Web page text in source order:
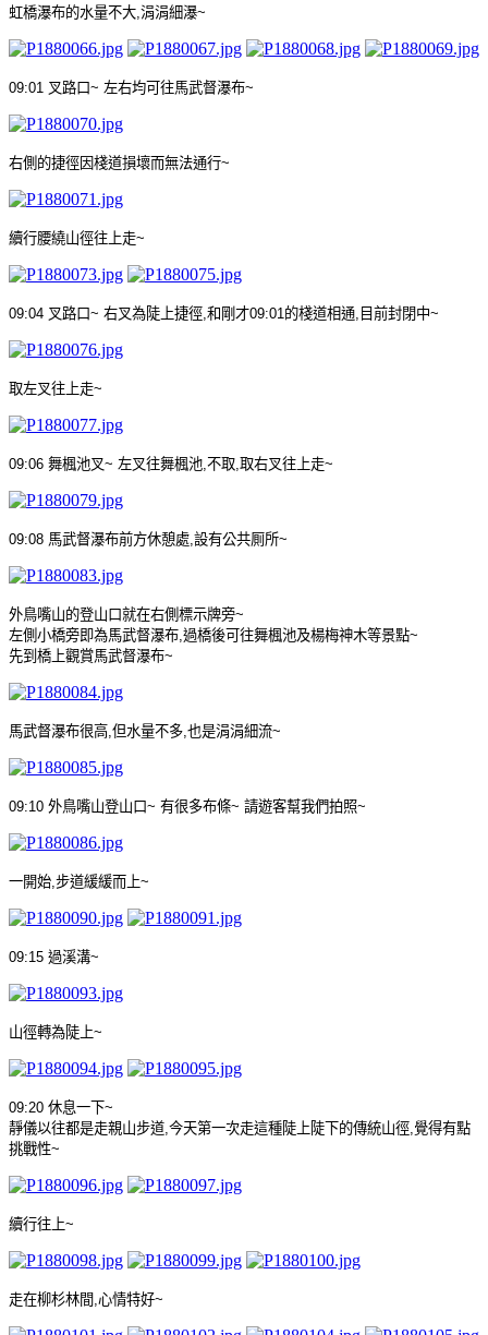
虹橋瀑布的水量不大 涓涓細瀑~
09:01 叉路口~ 左右均可往馬武督瀑布~
右側的捷徑因棧道損壞而無法通行~
續行腰繞山徑往上走~
09:04 叉路口~ 右叉為陡上捷徑 和剛才09:01 的棧道相通 目前封閉中~
取左叉往上走~
09:06 舞楓池叉~ 左叉往舞楓池 不取 取右叉往上走~
09:08 馬武督瀑布前方休憩處 設有公共厠所~
外鳥嘴山的登山口就在右側標示牌旁~
左側小橋旁即為馬武督瀑布 過橋後可往舞楓池及楊梅神木等景點~
先到橋上觀賞馬武督瀑布~
馬武督瀑布很高 但水量不多 也是涓涓細流~
09:10 外鳥嘴山登山口~ 有很多布條~ 請遊客幫我們拍照~
一開始 步道緩緩而上~
09:15 過溪溝~
山徑轉為陡上~
09:20 休息一下~
靜儀以往都是走親山步道 今天第一次走這種陡上陡下的傳統山徑 覺得有點
挑戰性~
續行往上~
走在柳杉林間 心情特好~